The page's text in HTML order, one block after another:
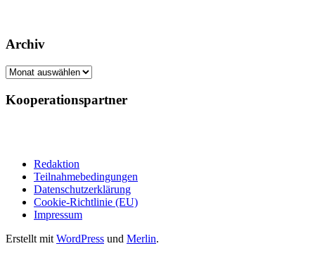
Archiv
Archiv
Kooperationspartner
Redaktion
Teilnahmebedingungen
Datenschutzerklärung
Cookie-Richtlinie (EU)
Impressum
Erstellt mit WordPress und Merlin.